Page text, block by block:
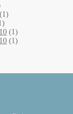
(1)
(1)
(1)